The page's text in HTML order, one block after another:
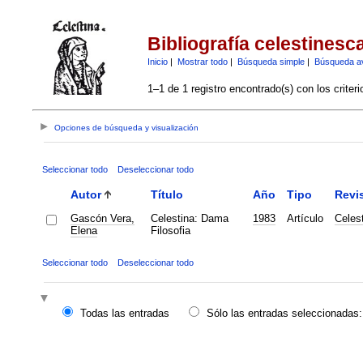
Bibliografía
Inicio| Mostrar todo| Búsqueda simple| Búsqueda
1–1 de 1 registro encontrado(s) con los
Opciones de búsqueda y visualización
Seleccionar todo Deseleccionar todo
Autor Título Año Tipo
Gascón Vera,
Elena
Celestina: Dama
Filosofia
1983 Artículo
Seleccionar todo Deseleccionar todo
Todas las entradas
Sólo las entradas seleccionadas: